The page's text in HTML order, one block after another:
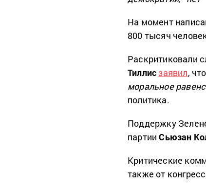
На момент
800 тысяч
Раскритиковали
Тиллисзаявил,
моральное
политика.
Поддержку
партии Сьюзан
Критические
также от